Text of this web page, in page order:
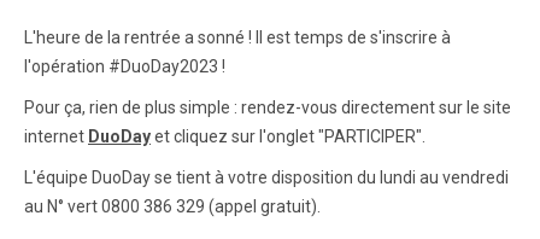
L'heure de la rentrée a sonné ! Il est temps de s'inscrire à
l'opération #DuoDay2023 !
Pour ça, rien de plus simple : rendez-vous directement sur le site
internet DuoDayet cliquez sur l'onglet "PARTICIPER".
L'équipe DuoDay se tient à votre disposition du lundi au vendredi
au N° vert 0800 386 329 (appel gratuit).